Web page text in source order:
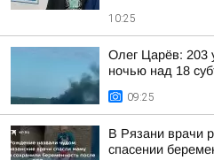
10:25
Олег Царёв: 203
ночью над 18
09:25
В Рязани врачи
спасении